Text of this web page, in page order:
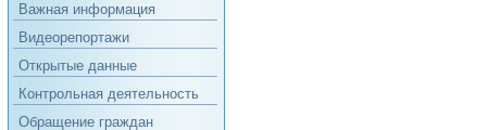
Важная информация
Видеорепортажи
Открытые данные
Контрольная деятельность
Обращение граждан